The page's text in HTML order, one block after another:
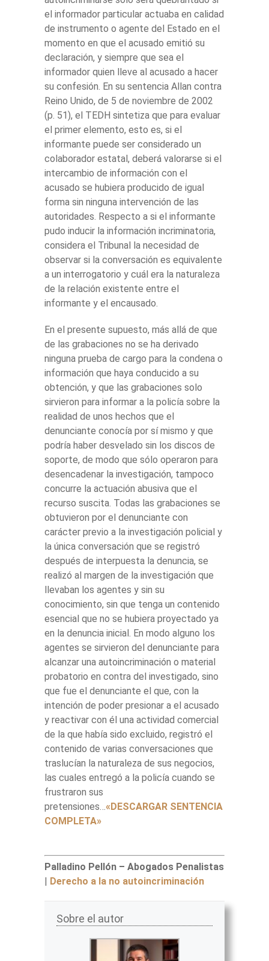
el informador particular actuaba en calidad
de instrumento o agente del Estado en el
momento en que el acusado emitió su
declaración, y siempre que sea el
informador quien lleve al acusado a hacer
su confesión. En su sentencia Allan contra
Reino Unido, de 5 de noviembre de 2002
(p. 51), el TEDH sintetiza que para evaluar
el primer elemento, esto es, si el
informante puede ser considerado un
colaborador estatal, deberá valorarse si el
intercambio de información con el
acusado se hubiera producido de igual
forma sin ninguna intervención de las
autoridades. Respecto a si el informante
pudo inducir la información incriminatoria,
considera el Tribunal la necesidad de
observar si la conversación es equivalente
a un interrogatorio y cuál era la naturaleza
de la relación existente entre el
informante y el encausado.
En el presente supuesto, más allá de que
de las grabaciones no se ha derivado
ninguna prueba de cargo para la condena o
información que haya conducido a su
obtención, y que las grabaciones solo
sirvieron para informar a la policía sobre la
realidad de unos hechos que el
denunciante conocía por sí mismo y que
podría haber desvelado sin los discos de
soporte, de modo que sólo operaron para
desencadenar la investigación, tampoco
concurre la actuación abusiva que el
recurso suscita. Todas las grabaciones se
obtuvieron por el denunciante con
carácter previo a la investigación policial y
la única conversación que se registró
después de interpuesta la denuncia, se
realizó al margen de la investigación que
llevaban los agentes y sin su
conocimiento, sin que tenga un contenido
esencial que no se hubiera proyectado ya
en la denuncia inicial. En modo alguno los
agentes se sirvieron del denunciante para
alcanzar una autoincriminación o material
probatorio en contra del investigado, sino
que fue el denunciante el que, con la
intención de poder presionar a el acusado
y reactivar con él una actividad comercial
de la que había sido excluido, registró el
contenido de varias conversaciones que
traslucían la naturaleza de sus negocios,
las cuales entregó a la policía cuando se
frustraron sus
pretensiones… «DESCARGAR SENTENCIA
COMPLETA»
Palladino Pellón – Abogados Penalistas
Derecho a la no autoincriminación
Sobre el autor